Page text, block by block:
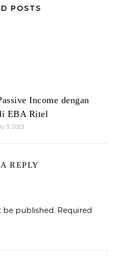
POSTS
Income dengan
EBA Ritel
3, 2023
REPLY
be published. Required